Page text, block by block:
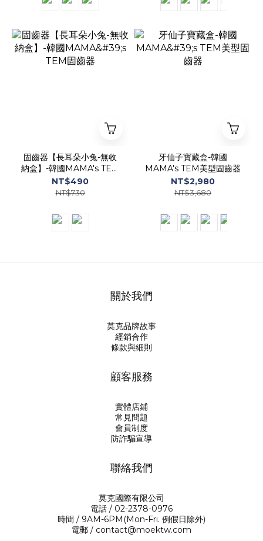
固齒器【長耳朵小兔-無收
納盒】-韓國MAMA's TEM
固齒器
NT$490
NT$730
牙仙子寶藏盒-韓國
MAMA's TEM美型固齒器
NT$2,980
NT$3,680
關於我們
莫克品牌故事
經銷合作
條款與細則
顧客服務
實體店鋪
常見問題
會員制度
防詐騙宣導
聯絡我們
莫克國際有限公司
電話 / 02-2378-0976
時間 / 9AM-6PM(Mon-Fri. 例假日除外)
電郵 / contact@moektw.com